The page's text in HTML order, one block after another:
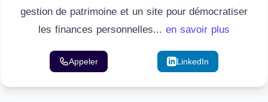
gestion de patrimoine et un site pour démocratiser
les finances personnelles... en savoir plus
Appeler LinkedIn